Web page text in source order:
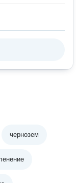
чернозем